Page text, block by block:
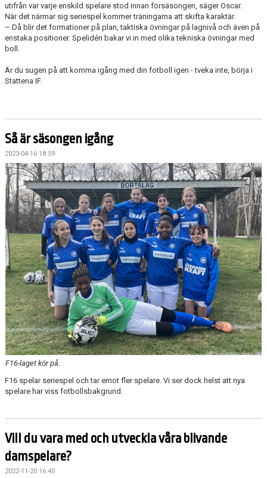
utifrån var varje enskild spelare stod innan försäsongen, säger Oscar.
När det närmar sig seriespel kommer träningarna att skifta karaktär.
– Då blir det formationer på plan, taktiska övningar på lagnivå och även på
enstaka positioner. Spelidén bakar vi in med olika tekniska övningar med
boll.
Är du sugen på att komma igång med din fotboll igen - tveka inte, börja i
Stattena IF.
Så är säsongen igång
2023-04-16 18:59
F16-laget kör på.
F16 spelar seriespel och tar emot fler spelare. Vi ser dock helst att nya
spelare har viss fotbollsbakgrund.
Vill du vara med och utveckla våra blivande
damspelare?
2022-11-20 16:40